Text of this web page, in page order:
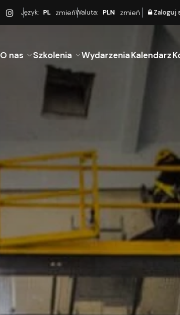
Język: PL zmieńWaluta: PLN zmień Zaloguj
O nas Szkolenia WydarzeniaKalendarz